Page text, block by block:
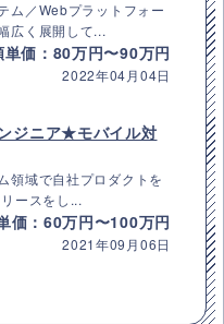
ム／Webプラットフォー
広く展開して...
単価：80万円〜90万円
2022年04月04日
ジニア★モバイル対
領域で自社プロダクトを
ースをし...
価：60万円〜100万円
2021年09月06日